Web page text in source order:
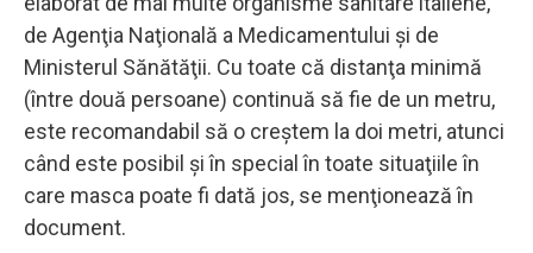
de Agenţia Naţională a Medicamentului şi de
Ministerul Sănătăţii. Cu toate că distanţa minimă
(între două persoane) continuă să fie de un metru,
este recomandabil să o creştem la doi metri, atunci
când este posibil şi în special în toate situaţiile în
care masca poate fi dată jos, se menţionează în
document.